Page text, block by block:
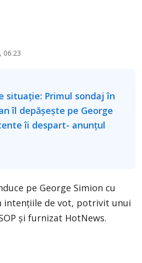
06:23
pe George Simion cu
intențiile de vot, potrivit unui
și furnizat HotNews.